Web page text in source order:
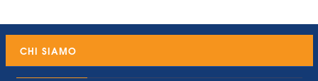
CHI SIAMO